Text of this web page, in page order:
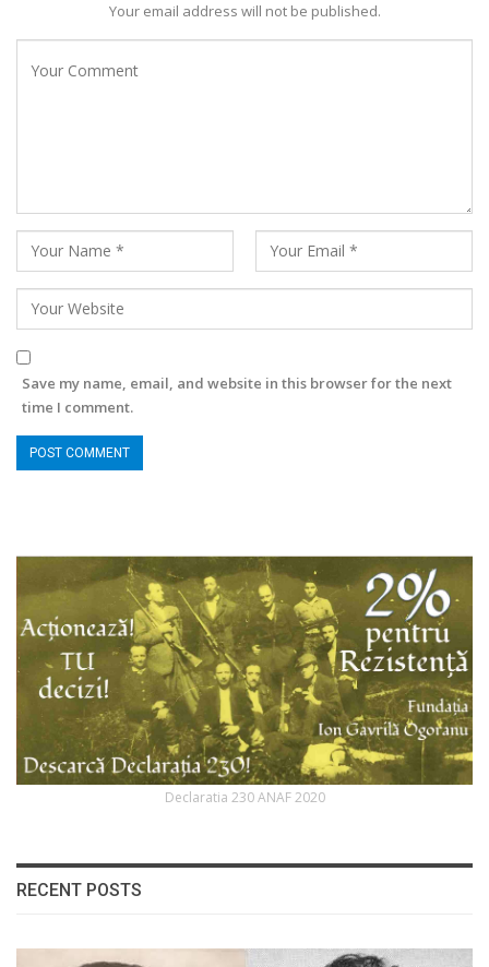
Your email address will not be published.
Save my name, email, and website in this browser for the next
time I comment.
Declaratia 230 ANAF 2020
RECENT POSTS